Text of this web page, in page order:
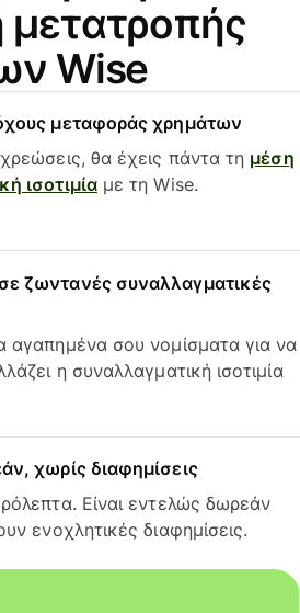
Wise
μεταφοράς χρημάτων
θα έχεις πάντα τη μέση
ισοτιμίαμε τη Wise.
ζωντανές συναλλαγματικές
αγαπημένα σου νομίσματα για να
η συναλλαγματική ισοτιμία
χωρίς διαφημίσεις
Είναι εντελώς δωρεάν
ενοχλητικές διαφημίσεις.